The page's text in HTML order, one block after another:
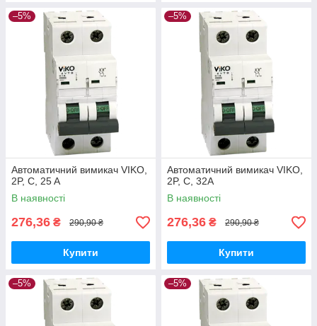
–5%
Автоматичний вимикач VIKO,
2P, C, 25 A
В наявності
276,36 ₴ 290,90 ₴
Купити
–5%
Автоматичний вимикач VIKO,
2P, C, 32A
В наявності
276,36 ₴ 290,90 ₴
Купити
–5% –5%